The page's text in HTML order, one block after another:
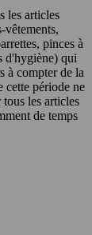
les articles
vêtements,
pinces à
d'hygiène) qui
à compter de la
cette période ne
tous les articles
de temps